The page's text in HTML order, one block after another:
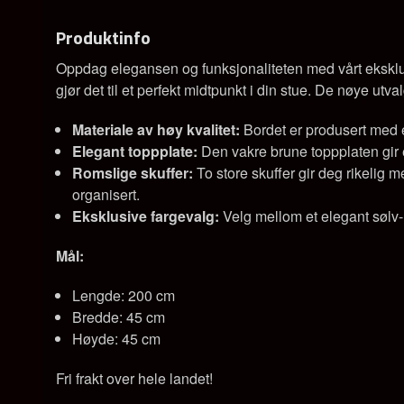
Produktinfo
Oppdag elegansen og funksjonaliteten med vårt
gjør det til et perfekt midtpunkt i din stue. De nøye
Materiale av høy kvalitet: Bordet er produsert
Elegant toppplate: Den vakre brune toppplaten
Romslige skuffer: To store skuffer gir deg rikelig
organisert.
Eksklusive fargevalg: Velg mellom et elegant
Mål:
Lengde: 200 cm
Bredde: 45 cm
Høyde: 45 cm
Fri frakt over hele landet!